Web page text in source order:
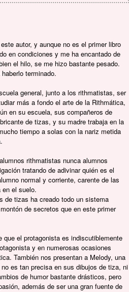
autor, y aunque no es el primer libro
en condiciones y me ha encantado de
el hilo, se me hizo bastante pesado.
terminado.
general, junto a los rithmatistas, ser
más a fondo el arte de la Rithmática,
en su escuela, sus compañeros de
de tizas, y su madre trabaja en la
tiempo a solas con la nariz metida
rithmatistas nunca alumnos
tratando de adivinar quién es el
normal y corriente, carente de las
el suelo.
de tizas ha creado todo un sistema
de secretos que en este primer
el protagonista es indiscutiblemente
y en numerosas ocasiones
También nos presentan a Melody, una
es tan precisa en sus dibujos de tiza, ni
de humor bastante drásticos, pero
además de ser una gran fuente de